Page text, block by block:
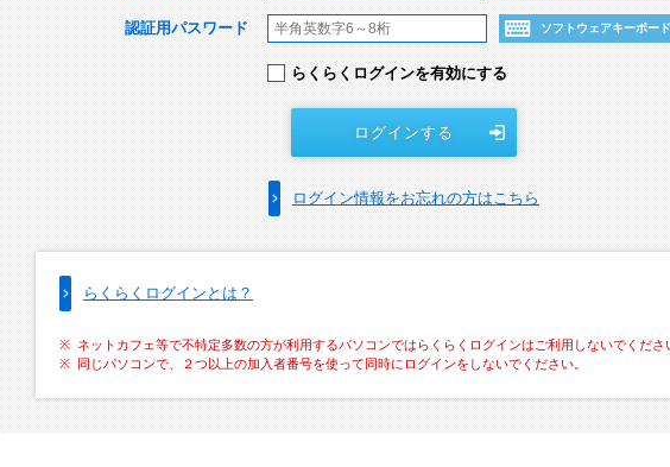
認証用パスワード ソフトウェアキーボード
らくらくログインを有効にする
ログインする
ログイン情報をお忘れの方はこちら
らくらくログインとは？
ネットカフェ等で不特定多数の方が利用するパソコンではらくらくログインはご利用しないでくださ
同じパソコンで、２つ以上の加入者番号を使って同時にログインをしないでください。